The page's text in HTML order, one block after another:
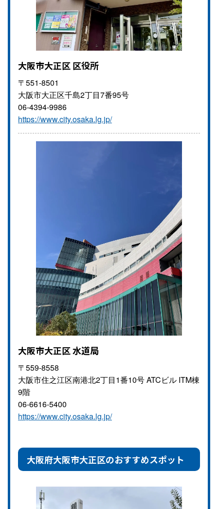
大阪市大正区 区役所
〒551-8501
大阪市大正区千島2丁目7番95号
06-4394-9986
https://www.city.osaka.lg.jp/
大阪市大正区 水道局
〒559-8558
大阪市住之江区南港北2丁目1番10号 ATCビル ITM棟
9階
06-6616-5400
https://www.city.osaka.lg.jp/
大阪府大阪市大正区のおすすめスポット